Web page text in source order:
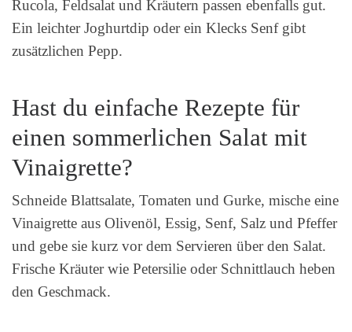
Rucola, Feldsalat und Kräutern passen ebenfalls gut.
Ein leichter Joghurtdip oder ein Klecks Senf gibt
zusätzlichen Pepp.
Hast du einfache Rezepte für
einen sommerlichen Salat mit
Vinaigrette?
Schneide Blattsalate, Tomaten und Gurke, mische eine
Vinaigrette aus Olivenöl, Essig, Senf, Salz und Pfeffer
und gebe sie kurz vor dem Servieren über den Salat.
Frische Kräuter wie Petersilie oder Schnittlauch heben
den Geschmack.